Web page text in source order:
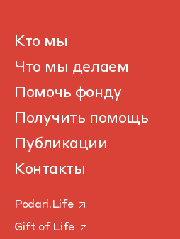
Кто мы
Что мы делаем
Помочь фонду
Получить помощь
Публикации
Контакты
Podari.Life
Gift of Life